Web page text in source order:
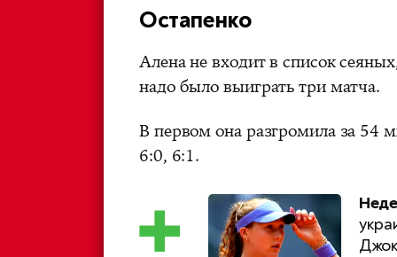
Остапенко
Алена не входит в список
надо было выиграть три матча.
В первом она разгромила за
6:0, 6:1.